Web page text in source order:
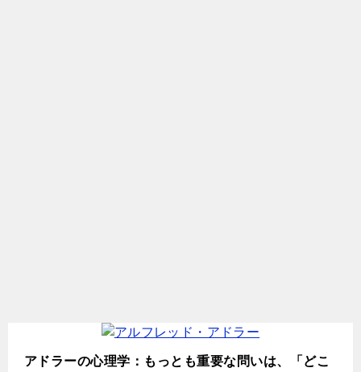
アドラーの心理学：もっとも重要な問いは、「どこ